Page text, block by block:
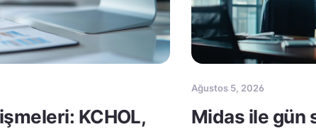
KCHOL,
Ağustos 5, 2026
Midas ile gün